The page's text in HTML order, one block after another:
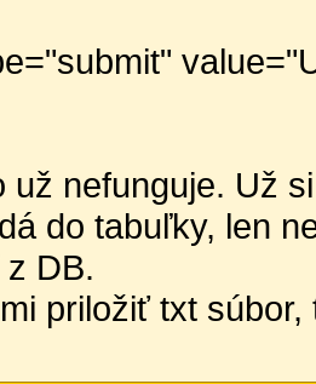
už nefunguje. Už
do tabuľky, len
DB.
priložiť txt